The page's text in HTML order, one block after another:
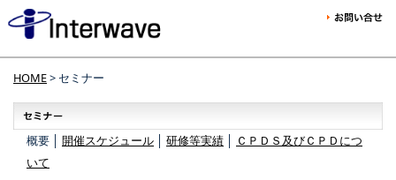
HOME> セミナー
概要 │ 開催スケジュール 研修等実績
ＣＰＤＳ及びＣＰＤにつ
いて